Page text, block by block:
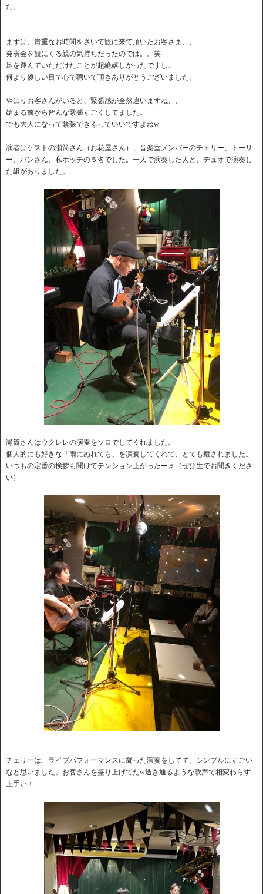
た。
まずは、貴重なお時間をさいて観に来て頂いたお客さま、、
発表会を観にくる親の気持ちだったのでは。。笑
足を運んでいただけたことが超絶嬉しかったですし、
何より優しい目で心で聴いて頂きありがとうございました。
やはりお客さんがいると、緊張感が全然違いますね、、
始まる前から皆んな緊張すごくしてました。
でも大人になって緊張できるっていいですよねw
演者はゲストの瀬筒さん（お花屋さん）、音楽室メンバーのチェリー、トーリ
ー、パンさん、私ボッチの５名でした。一人で演奏した人と、デュオで演奏し
た組がおりました。
瀬筒さんはウクレレの演奏をソロでしてくれました。
個人的にも好きな「雨にぬれても」を演奏してくれて、とても癒されました。
いつもの定番の挨拶も聞けてテンション上がったー♬（ぜひ生でお聞きくださ
い）
チェリーは、ライブパフォーマンスに凝った演奏をしてて、シンプルにすごい
なと思いました。お客さんを盛り上げてたw透き通るような歌声で相変わらず
上手い！